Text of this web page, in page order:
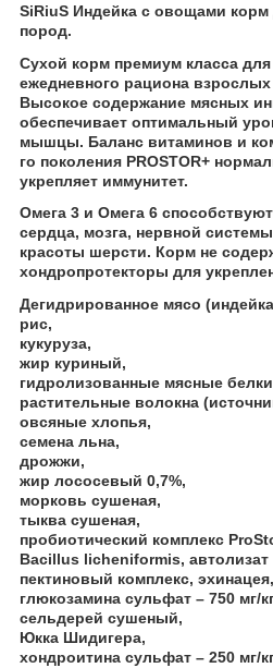
SiRiuS Индейка с овощами корм
пород.
Сухой корм премиум класса
ежедневного рациона
Высокое содержание мясных
обеспечивает оптимальный
мышцы. Баланс витаминов и
го поколения PROSTOR+
укрепляет иммунитет.
Омега 3 и Омега 6
сердца, мозга, нервной
красоты шерсти. Корм не
хондропротекторы для
Дегидрированное мясо
рис,
кукуруза,
жир куриный,
гидролизованные мясные
растительные волокна
овсяные хлопья,
семена льна,
дрожжи,
жир лососевый 0,7%,
морковь сушеная,
тыква сушеная,
пробиотический комплекс
Bacillus licheniformis,
пектиновый комплекс,
глюкозамина сульфат – 750 мг/
сельдерей сушеный,
Юкка Шидигера,
хондроитина сульфат – 250 мг/